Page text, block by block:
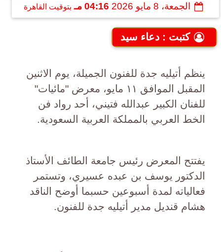
الجمعة، 8 مايو 2026 04:16 مـ بتوقيت القاهرة
كتبت : دعاء سيد
ينظم أتيليه جدة للفنون الجميلة، يوم الاثنين
المقبل الموافق ١١ مايو، معرض "مائيات"
للفنان الكبير عبدالله فتيني، أحد رواد فن
الخط العربي بالمملكة العربية السعودية.
يفتتح المعرض رئيس جامعة الطائف الأستاذ
الدكتور يوسف بن عبده عسيري، وتستمر
فعالياته لمدة أسبوعين حسبما أوضح الناقد
هشام قنديل مدير أتيليه جدة للفنون.